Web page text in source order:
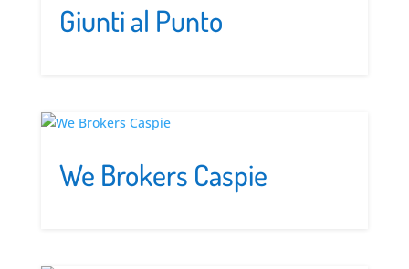
Giunti al Punto
We Brokers Caspie